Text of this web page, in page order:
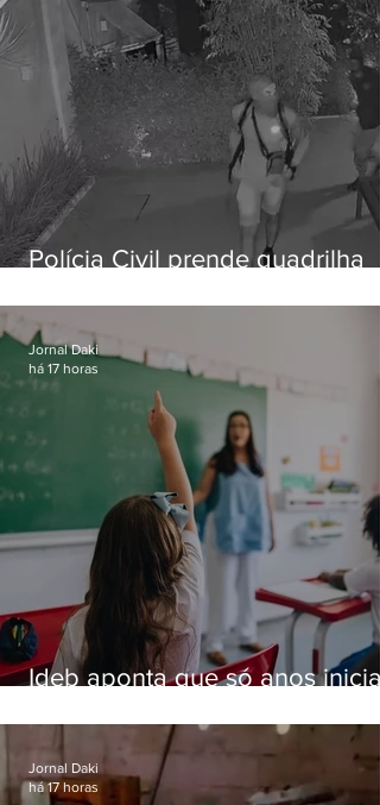
Polícia Civil prende quadrilha
residências de luxo no Rio
Ideb aponta que só anos
educação
Jornal Daki
há 17 horas
Jornal Daki
há 17 horas